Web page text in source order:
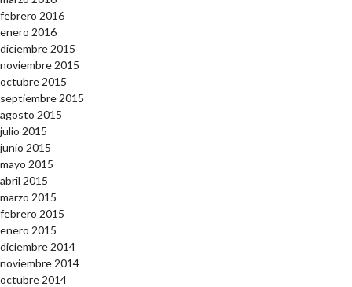
febrero 2016
enero 2016
diciembre 2015
noviembre 2015
octubre 2015
septiembre 2015
agosto 2015
julio 2015
junio 2015
mayo 2015
abril 2015
marzo 2015
febrero 2015
enero 2015
diciembre 2014
noviembre 2014
octubre 2014